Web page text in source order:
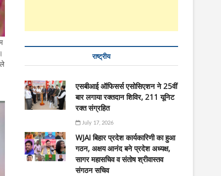
राष्ट्रीय
एसबीआई ऑफिसर्स एसोसिएशन ने 25वीं
बार लगाया रक्तदान शिविर, 211 यूनिट
रक्त संग्रहित
July 17, 2026
WJAI बिहार प्रदेश कार्यकारिणी का हुआ
गठन, अक्षय आनंद बने प्रदेश अध्यक्ष,
सागर महासचिव व संतोष श्रीवास्तव
संगठन सचिव